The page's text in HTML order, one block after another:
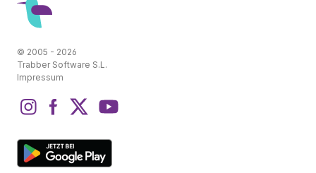
© 2005 - 2026
Trabber Software S.L.
Impressum